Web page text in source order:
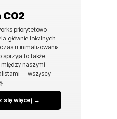
priorytetowo
głównie lokalnych
minimalizowania
sprzyja to także
między naszymi
— wszyscy
się więcej →